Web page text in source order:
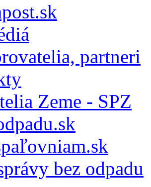
partneri
Zeme - SPZ
bez odpadu